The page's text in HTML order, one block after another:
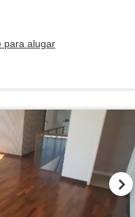
para alugar